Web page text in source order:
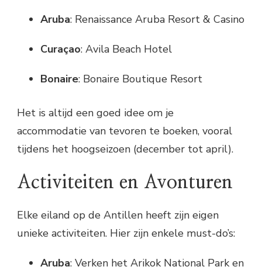
Aruba: Renaissance Aruba Resort & Casino
Curaçao: Avila Beach Hotel
Bonaire: Bonaire Boutique Resort
Het is altijd een goed idee om je
accommodatie van tevoren te boeken, vooral
tijdens het hoogseizoen (december tot april).
Activiteiten en Avonturen
Elke eiland op de Antillen heeft zijn eigen
unieke activiteiten. Hier zijn enkele must-do’s:
Aruba: Verken het Arikok National Park en